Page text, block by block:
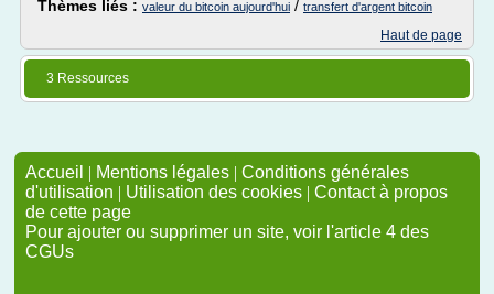
Thèmes liés : valeur du bitcoin aujourd'hui / transfert d'argent bitcoin
Haut de page
3 Ressources
Accueil | Mentions légales | Conditions générales
d'utilisation | Utilisation des cookies | Contact à propos
de cette page
Pour ajouter ou supprimer un site, voir l'article 4 des
CGUs